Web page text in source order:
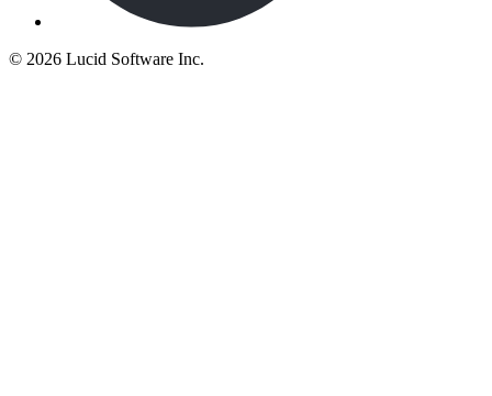
© 2026 Lucid Software Inc.